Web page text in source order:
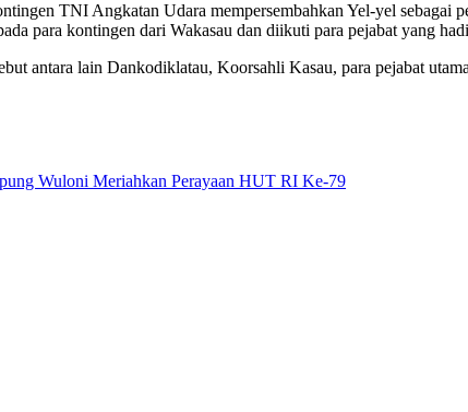
TNI Angkatan Udara mempersembahkan Yel-yel
para kontingen dari Wakasau dan diikuti para pejabat yang
antara lain Dankodiklatau, Koorsahli Kasau, para pejabat
Wuloni Meriahkan Perayaan HUT RI Ke-79